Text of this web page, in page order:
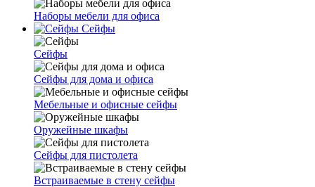
Наборы мебели для офиса
Сейфы
Сейфы
Сейфы для дома и офиса
Мебельные и офисные сейфы
Оружейные шкафы
Сейфы для пистолета
Встраиваемые в стену сейфы